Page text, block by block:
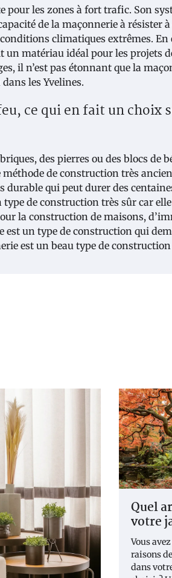
les zones à fort trafic. Son
de la maçonnerie à résister
climatiques extrêmes.
un matériau idéal pour les projets
il n’est pas étonnant que la
les Yvelines.
ce qui en fait un choix
des pierres ou des blocs de
de construction très
qui peut durer des
de construction très sûr car
la construction de maisons,
est un type de construction qui
est un beau type de
Quel
votre
Vous
raisons
dans